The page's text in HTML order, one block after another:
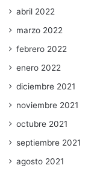
abril 2022
marzo 2022
febrero 2022
enero 2022
diciembre 2021
noviembre 2021
octubre 2021
septiembre 2021
agosto 2021